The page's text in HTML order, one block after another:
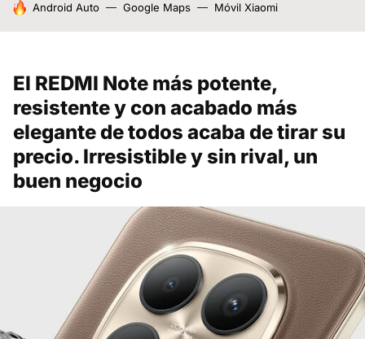
HOY SE HABLA DE
Android Auto Google Maps Móvil Xiaomi
El REDMI Note más potente,
resistente y con acabado más
elegante de todos acaba de tirar su
precio. Irresistible y sin rival, un
buen negocio